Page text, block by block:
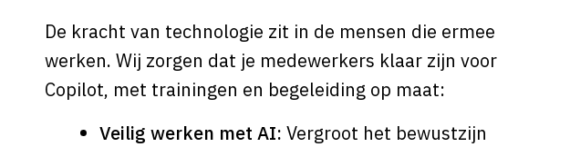
De kracht van technologie zit in de mensen die ermee
werken. Wij zorgen dat je medewerkers klaar zijn voor
Copilot, met trainingen en begeleiding op maat:
Veilig werken met AI: Vergroot het bewustzijn